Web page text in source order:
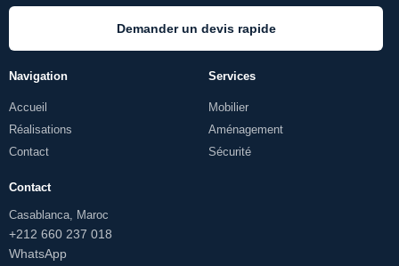
Demander un devis rapide
Navigation
Accueil
Réalisations
Contact
Services
Mobilier
Aménagement
Sécurité
Contact
Casablanca, Maroc
+212 660 237 018
WhatsApp